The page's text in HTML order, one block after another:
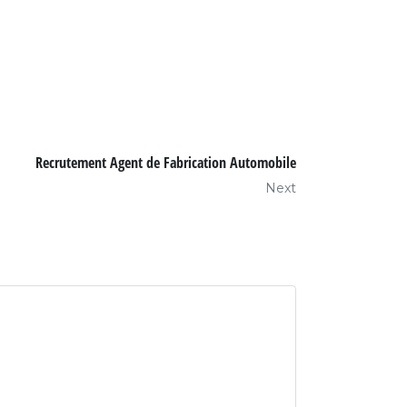
Recrutement Agent de Fabrication Automobile
Next